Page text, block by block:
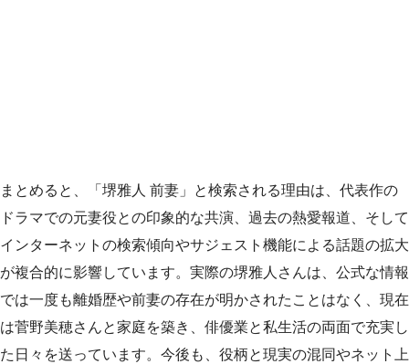
まとめると、「堺雅人 前妻」と検索される理由は、代表作の
ドラマでの元妻役との印象的な共演、過去の熱愛報道、そして
インターネットの検索傾向やサジェスト機能による話題の拡大
が複合的に影響しています。実際の堺雅人さんは、公式な情報
では一度も離婚歴や前妻の存在が明かされたことはなく、現在
は菅野美穂さんと家庭を築き、俳優業と私生活の両面で充実し
た日々を送っています。今後も、役柄と現実の混同やネット上